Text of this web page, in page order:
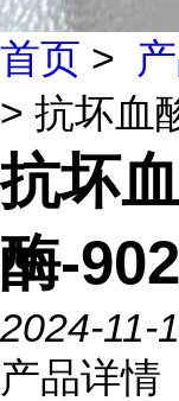
首页 >
> 抗坏血
抗坏
酶-
2024-11-
产品详情